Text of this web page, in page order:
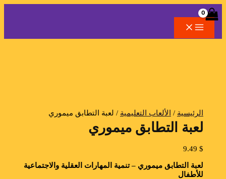
تخطي
إلى
المحتوى
البحث
الرئيسية / الألعاب التعليمية / لعبة التطابق ميموري
لعبة التطابق ميموري
$
لعبة التطابق ميموري – تنمية المهارات العقلية والاجتماعية
للأطفال
كمية
لعبة
ميموري